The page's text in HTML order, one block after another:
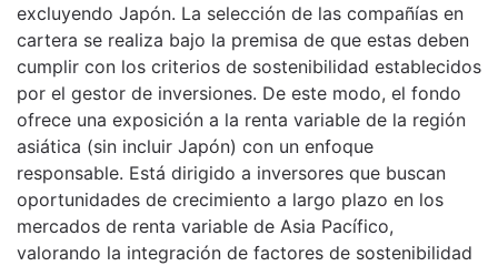
excluyendo Japón. La selección de las compañías en
cartera se realiza bajo la premisa de que estas deben
cumplir con los criterios de sostenibilidad establecidos
por el gestor de inversiones. De este modo, el fondo
ofrece una exposición a la renta variable de la región
asiática (sin incluir Japón) con un enfoque
responsable. Está dirigido a inversores que buscan
oportunidades de crecimiento a largo plazo en los
mercados de renta variable de Asia Pacífico,
valorando la integración de factores de sostenibilidad